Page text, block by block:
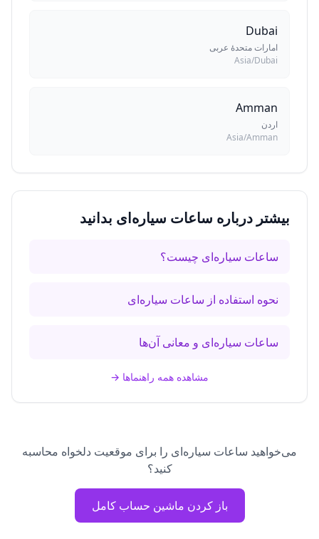
Dubai
امارات متحدهٔ عربی
Asia/Dubai
Amman
اردن
Asia/Amman
بیشتر درباره ساعات سیاره‌ای بدانید
ساعات سیاره‌ای چیست؟
نحوه استفاده از ساعات سیاره‌ای
ساعات سیاره‌ای و معانی آن‌ها
مشاهده همه راهنماها →
می‌خواهید ساعات سیاره‌ای را برای موقعیت دلخواه محاسبه
کنید؟
باز کردن ماشین حساب کامل